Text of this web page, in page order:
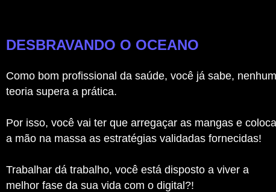
DESBRAVANDO O OCEANO
Como bom profissional da saúde, você já sabe,
teoria supera a prática.
Por isso, você vai ter que arregaçar as mangas e
a mão na massa as estratégias validadas fornecidas!
Trabalhar dá trabalho, você está disposto a viver a
melhor fase da sua vida com o digital?!